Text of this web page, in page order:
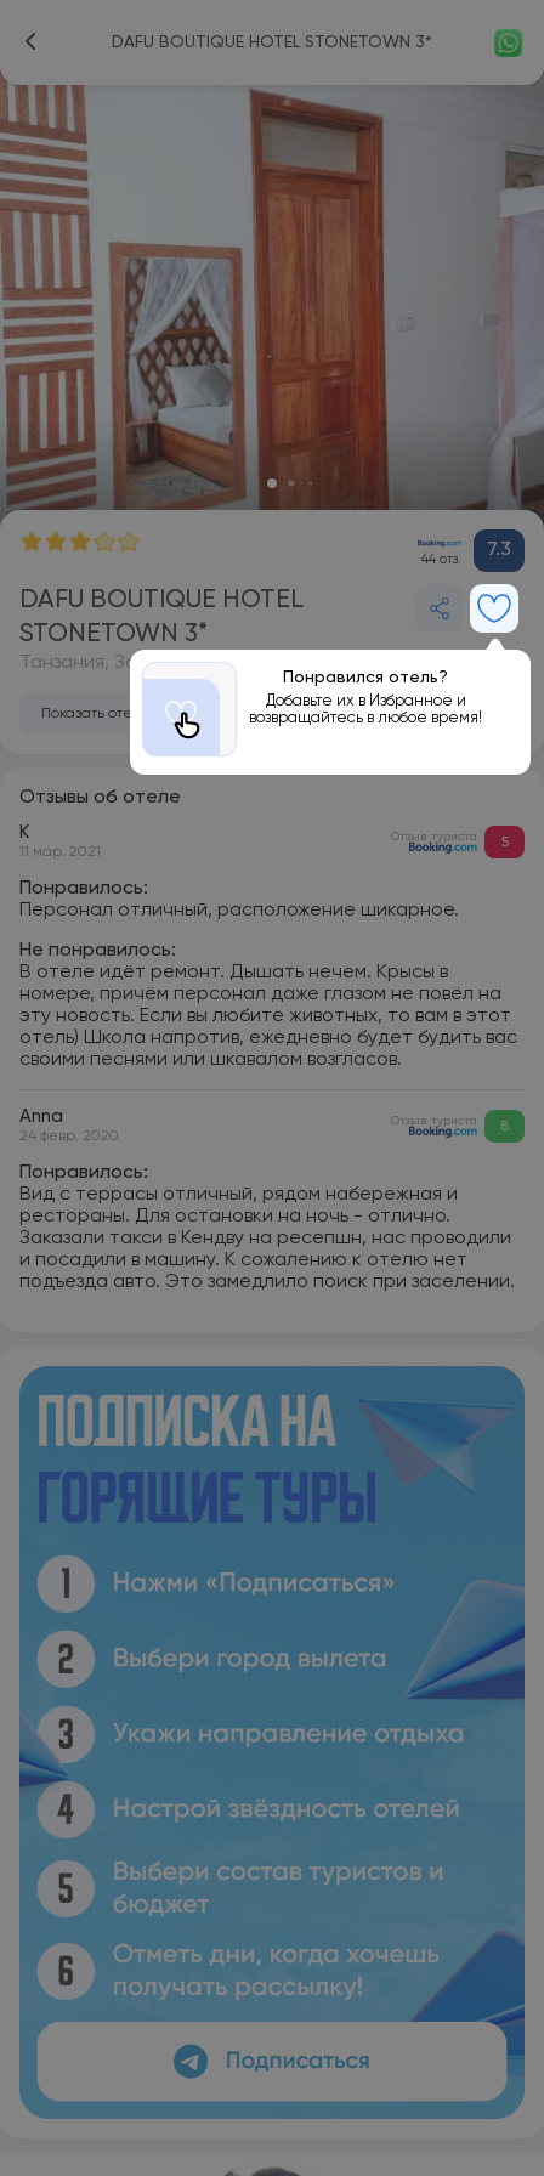
DAFU BOUTIQUE HOTEL STONETOWN 3*
44 отз. 7.3
DAFU BOUTIQUE HOTEL
STONETOWN 3*
Понравился отель?
Добавьте их в Избранное и
возвращайтесь в любое время!
Танзания, Занзибар
Показать отель на карте
Отзывы об отеле
K
11 мар. 2021
Отзыв туриста 5
Понравилось:
Персонал отличный, расположение шикарное.
Не понравилось:
В отеле идёт ремонт. Дышать нечем. Крысы в
номере, причём персонал даже глазом не повёл на
эту новость. Если вы любите животных, то вам в этот
отель) Школа напротив, ежедневно будет будить вас
своими песнями или шкавалом возгласов.
Anna
24 февр. 2020
Отзыв туриста 8
Понравилось:
Вид с террасы отличный, рядом набережная и
рестораны. Для остановки на ночь - отлично.
Заказали такси в Кендву на ресепшн, нас проводили
и посадили в машину. К сожалению к отелю нет
подъезда авто. Это замедлило поиск при заселении.